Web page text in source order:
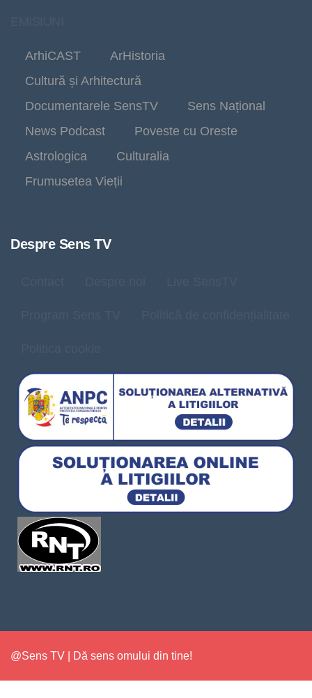
ArhiCAST
ArHistoria
Cultură și Arhitectură
Documentarele SensTV
Sens Național
News Podcast
Poveste cu Oreste
Astrologica
Culturalia
Frumusetea Vieții
Despre Sens TV
@Sens TV | Dă sens omului din tine!